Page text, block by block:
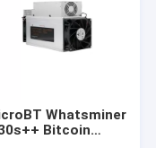
Whatsminer
Bitcoin